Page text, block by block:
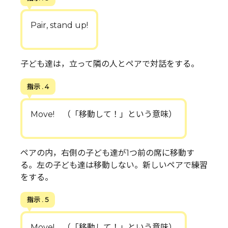
Pair, stand up!
子ども達は，立って隣の人とペアで対話をする。
指示 . 4
Move! （「移動して！」という意味）
ペアの内，右側の子ども達が1つ前の席に移動す
る。左の子ども達は移動しない。新しいペアで練習
をする。
指示 . 5